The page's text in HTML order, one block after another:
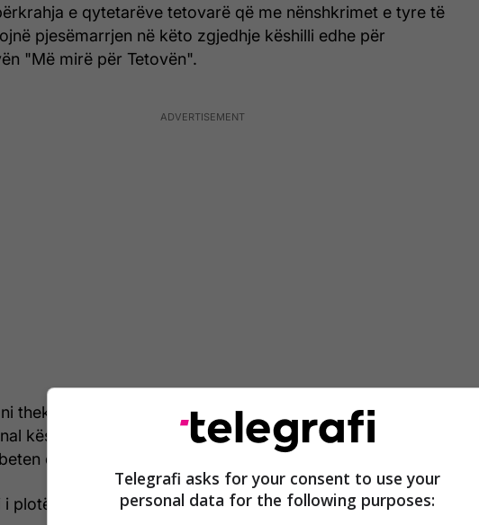
e qytetarëve tetovarë që me nënshkrimet e tyre të
pjesëmarrjen në këto zgjedhje këshilli edhe për
"Më mirë për Tetovën".
thekson se disa punë janë kryer për kaq kohë sa ishte
këshilli i komunës së Tetovës, ndërsa dhe disa punë të
që të kryhen në të ardhmen.
plotë:
Telegrafi asks for your consent to use your
personal data for the following purposes: